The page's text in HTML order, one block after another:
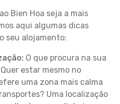
Bien Hoa seja a mais
aqui algumas dicas
seu alojamento:
O que procura na sua
estar mesmo no
uma zona mais calma
Uma localização